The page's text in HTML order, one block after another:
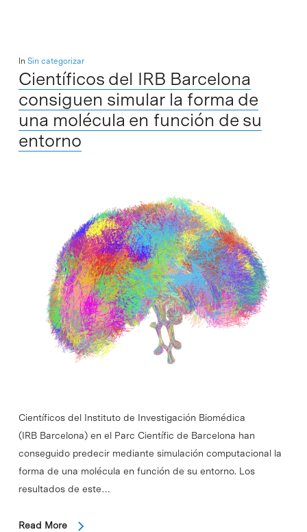
In Sin categorizar
Científicos del IRB Barcelona
consiguen simular la forma de
una molécula en función de su
entorno
Científicos del Instituto de Investigación Biomédica
(IRB Barcelona) en el Parc Científic de Barcelona han
conseguido predecir mediante simulación computacional la
forma de una molécula en función de su entorno. Los
resultados de este…
Read More